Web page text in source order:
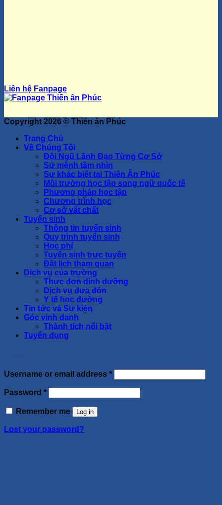
Liên hệ Fanpage
Copyright 2026 © Thiên ân Phúc
Trang Chủ
Về Chúng Tôi
Đội Ngũ Lãnh Đạo Từng Cơ Sở
Sứ mệnh tầm nhìn
Sự khác biệt tại Thiên Ân Phúc
Môi trường học tập song ngữ quốc tế
Phương pháp học tập
Chương trình học
Cơ sở vật chất
Tuyển sinh
Thông tin tuyển sinh
Quy trình tuyển sinh
Học phí
Tuyển sinh trực tuyến
Đặt lịch tham quan
Dịch vụ của trường
Thực đơn dinh dưỡng
Dịch vụ đưa đón
Y tế học đường
Tin tức và Sự kiện
Góc vinh danh
Thành tích nổi bật
Tuyển dụng
Username or email address *
Password *
Remember me Log in
Lost your password?